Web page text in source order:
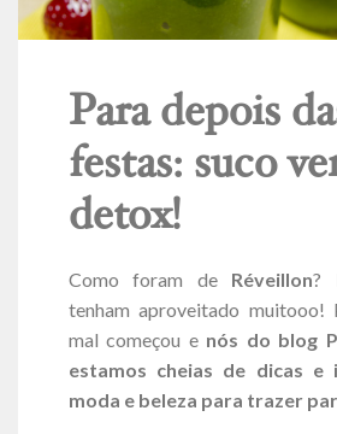
Para depois
festas: suco
detox!
Como foram de Réveillon?
tenham aproveitado muitooo!
mal começou e nós do blog
estamos cheias de dicas e
moda e beleza para trazer